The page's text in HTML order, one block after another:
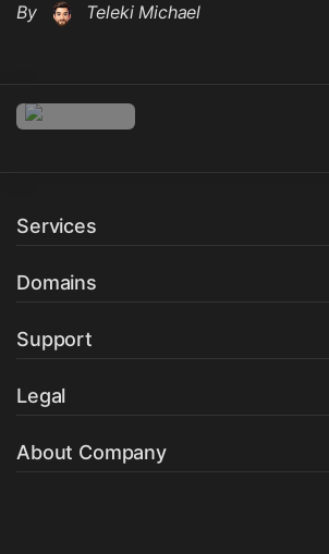
By Teleki Michael
Services
Domains
Support
Legal
About Company